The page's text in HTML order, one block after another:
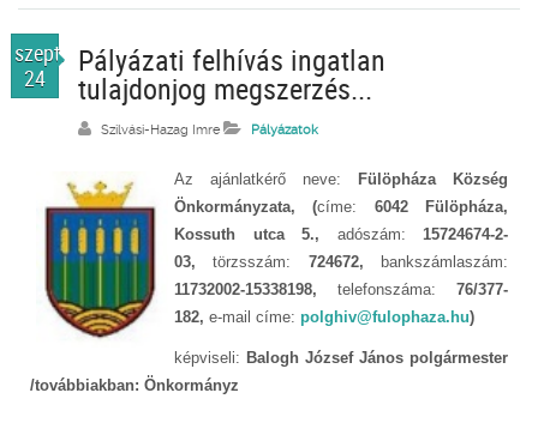
szept.
24
Pályázati felhívás ingatlan
tulajdonjog megszerzés...
Szilvási-Hazag Imre Pályázatok
Az ajánlatkérő neve: Fülöpháza Község
Önkormányzata, (címe: 6042 Fülöpháza,
Kossuth utca 5., adószám: 15724674-2-
03,törzsszám: 724672,
bankszámlaszám:
11732002-15338198, telefonszáma: 76/377-
182, e-mail címe: polghiv@fulophaza.hu)
képviseli: Balogh József János polgármester
/továbbiakban: Önkormányz